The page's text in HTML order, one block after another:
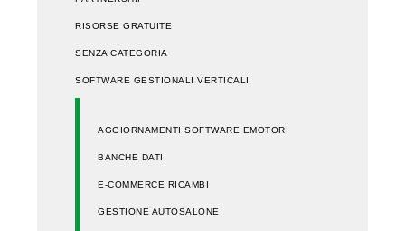
RISORSE GRATUITE
SENZA CATEGORIA
SOFTWARE GESTIONALI VERTICALI
AGGIORNAMENTI SOFTWARE EMOTORI
BANCHE DATI
E-COMMERCE RICAMBI
GESTIONE AUTOSALONE